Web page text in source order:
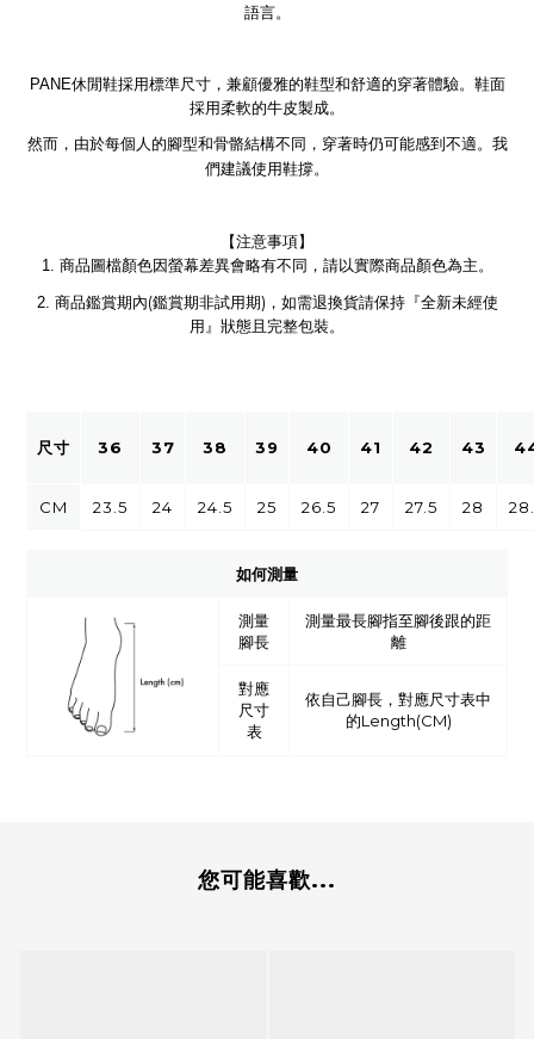
語言。
PANE休閒鞋採用標準尺寸，兼顧優雅的鞋型和舒適的穿著體驗。鞋面
採用柔軟的牛皮製成。
然而，由於每個人的腳型和骨骼結構不同，穿著時仍可能感到不適。我
們建議使用鞋撐。
【注意事項】
1. 商品圖檔顏色因螢幕差異會略有不同，請以實際商品顏色為主。
2. 商品鑑賞期內(鑑賞期非試用期) ，如需退換貨請保持『全新未經使
用』狀態且完整包裝。
尺寸 36 37 38 39 40 41 42 43
CM 23.5 24 24.5 25 26.5 27 27.5 28
如何測量
測量
腳長
測量最長腳指至腳後跟的距
離
對應
尺寸
表
依自己腳長，對應尺寸表中
的Length(CM)
您可能喜歡...